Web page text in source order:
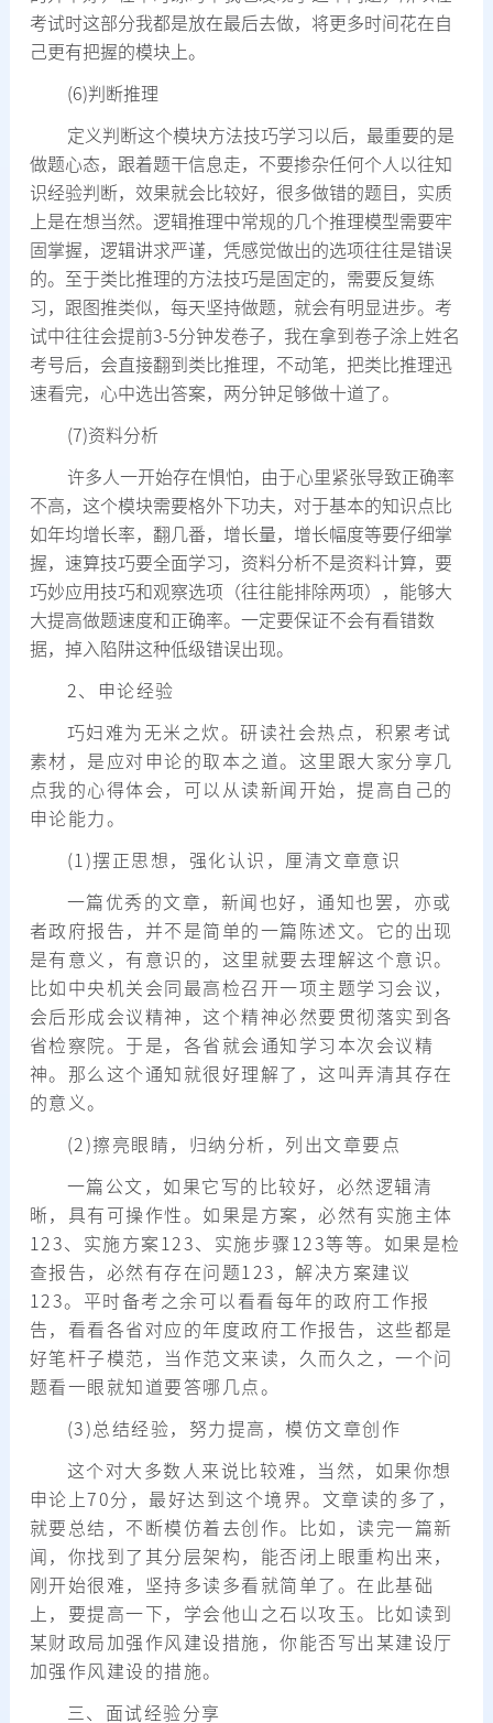
考试时这部分我都是放在最后去做，将更多时间花在自
己更有把握的模块上。
(6)判断推理
定义判断这个模块方法技巧学习以后，最重要的是
做题心态，跟着题干信息走，不要掺杂任何个人以往知
识经验判断，效果就会比较好，很多做错的题目，实质
上是在想当然。逻辑推理中常规的几个推理模型需要牢
固掌握，逻辑讲求严谨，凭感觉做出的选项往往是错误
的。至于类比推理的方法技巧是固定的，需要反复练
习，跟图推类似，每天坚持做题，就会有明显进步。考
试中往往会提前3-5分钟发卷子，我在拿到卷子涂上姓名
考号后，会直接翻到类比推理，不动笔，把类比推理迅
速看完，心中选出答案，两分钟足够做十道了。
(7)资料分析
许多人一开始存在惧怕，由于心里紧张导致正确率
不高，这个模块需要格外下功夫，对于基本的知识点比
如年均增长率，翻几番，增长量，增长幅度等要仔细掌
握，速算技巧要全面学习，资料分析不是资料计算，要
巧妙应用技巧和观察选项（往往能排除两项），能够大
大提高做题速度和正确率。一定要保证不会有看错数
据，掉入陷阱这种低级错误出现。
2、申论经验
巧妇难为无米之炊。研读社会热点，积累考试
素材，是应对申论的取本之道。这里跟大家分享几
点我的心得体会，可以从读新闻开始，提高自己的
申论能力。
(1)摆正思想，强化认识，厘清文章意识
一篇优秀的文章，新闻也好，通知也罢，亦或
者政府报告，并不是简单的一篇陈述文。它的出现
是有意义，有意识的，这里就要去理解这个意识。
比如中央机关会同最高检召开一项主题学习会议，
会后形成会议精神，这个精神必然要贯彻落实到各
省检察院。于是，各省就会通知学习本次会议精
神。那么这个通知就很好理解了，这叫弄清其存在
的意义。
(2)擦亮眼睛，归纳分析，列出文章要点
一篇公文，如果它写的比较好，必然逻辑清
晰，具有可操作性。如果是方案，必然有实施主体
123、实施方案123、实施步骤123等等。如果是检
查报告，必然有存在问题123，解决方案建议
123。平时备考之余可以看看每年的政府工作报
告，看看各省对应的年度政府工作报告，这些都是
好笔杆子模范，当作范文来读，久而久之，一个问
题看一眼就知道要答哪几点。
(3)总结经验，努力提高，模仿文章创作
这个对大多数人来说比较难，当然，如果你想
申论上70分，最好达到这个境界。文章读的多了，
就要总结，不断模仿着去创作。比如，读完一篇新
闻，你找到了其分层架构，能否闭上眼重构出来，
刚开始很难，坚持多读多看就简单了。在此基础
上，要提高一下，学会他山之石以攻玉。比如读到
某财政局加强作风建设措施，你能否写出某建设厅
加强作风建设的措施。
三、面试经验分享